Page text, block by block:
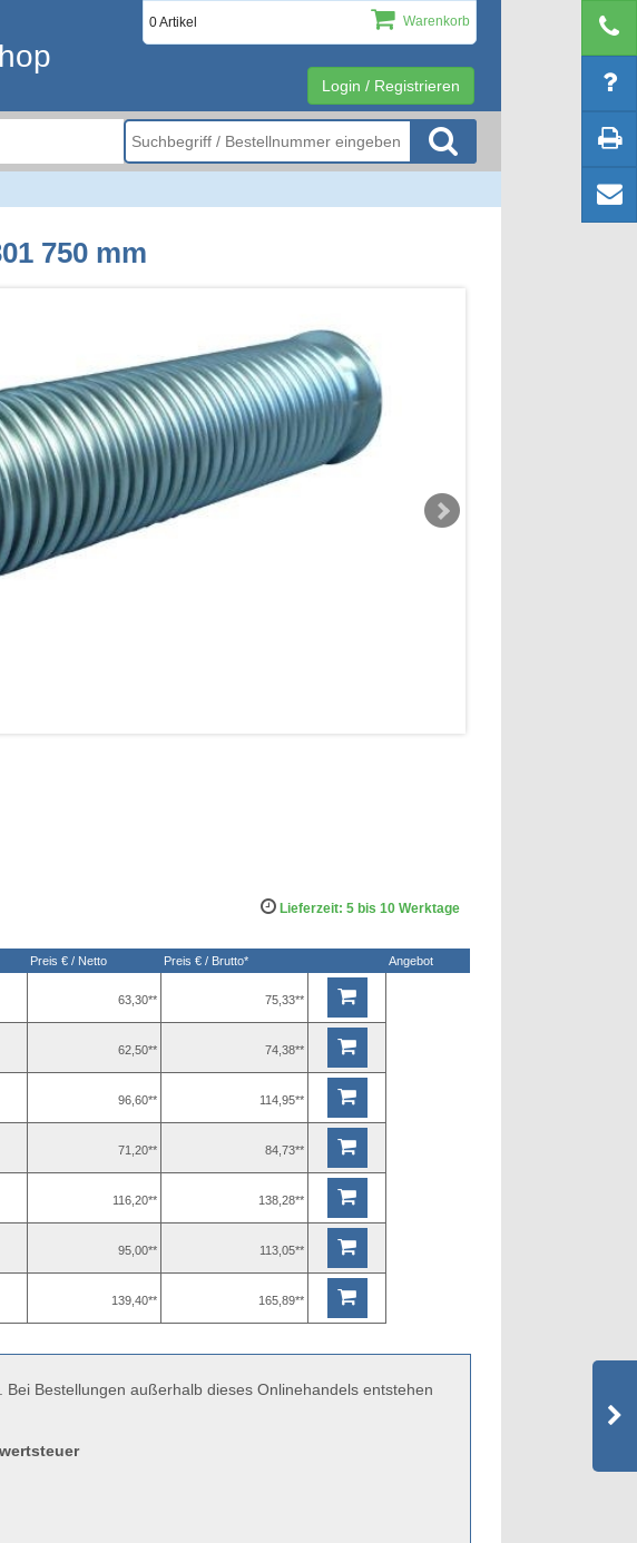
Login / Registrieren
0 Artikel Warenkorb
750 mm
Lieferzeit: 5 bis 10 Werktage
Preis € / Netto Preis € / Brutto* Angebot
63,30** 75,33**
62,50** 74,38**
96,60** 114,95**
71,20** 84,73**
116,20** 138,28**
95,00** 113,05**
139,40** 165,89**
Bestellungen außerhalb dieses Onlinehandels entstehen